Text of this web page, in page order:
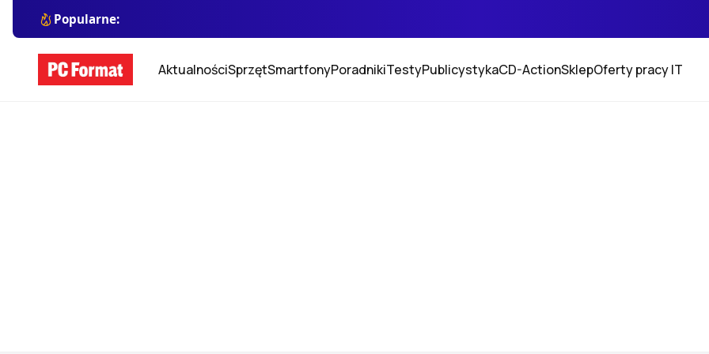
Popularne:
AktualnościSprzętSmartfonyPoradnikiTestyPublicystykaCD-ActionSklepOferty pracy IT